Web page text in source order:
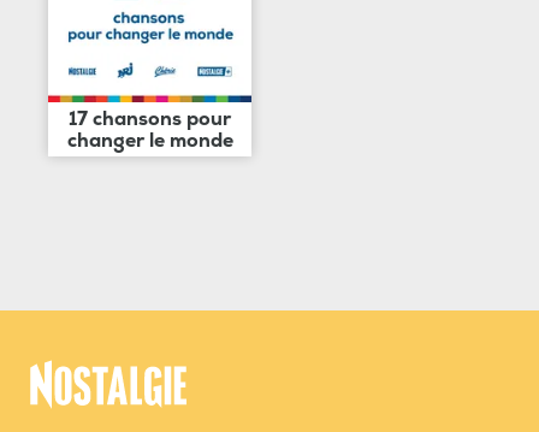
17 chansons pour
changer le monde